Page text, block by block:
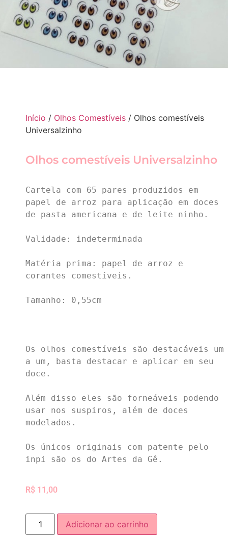
Início / Olhos Comestíveis / Olhos comestíveis
Universalzinho
Olhos comestíveis Universalzinho
Cartela com 65 pares produzidos em
papel de arroz para aplicação em doces
de pasta americana e de leite ninho.
Validade: indeterminada
Matéria prima: papel de arroz e
corantes comestíveis.
Tamanho: 0,55cm
Os olhos comestíveis são destacáveis um
a um, basta destacar e aplicar em seu
doce.
Além disso eles são forneáveis podendo
usar nos suspiros, além de doces
modelados.
Os únicos originais com patente pelo
inpi são os do Artes da Gê.
R$ 11,00
Adicionar ao carrinho